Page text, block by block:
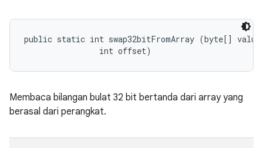
public static int swap32bitFromArray (byte[]
                int offset)
Membaca bilangan bulat 32 bit bertanda dari array yang
berasal dari perangkat.